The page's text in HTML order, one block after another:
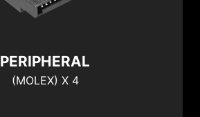
PERIPHERAL
(MOLEX) X 4